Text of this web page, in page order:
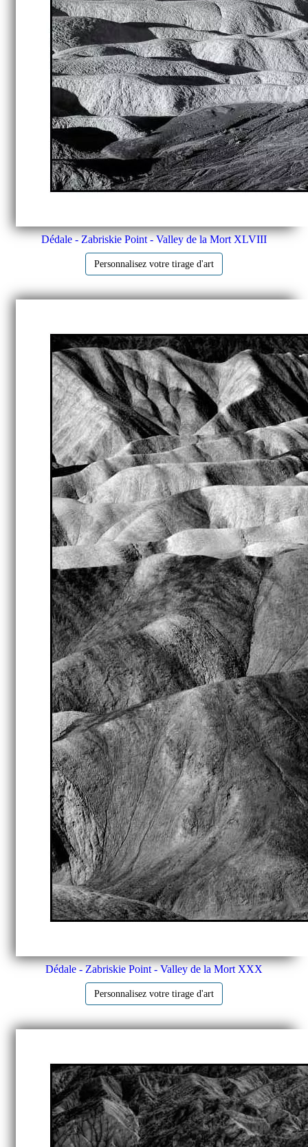
Dédale - Zabriskie Point - Valley de la Mort XLVIII
Personnalisez votre tirage d'art
Dédale - Zabriskie Point - Valley de la Mort XXX
Personnalisez votre tirage d'art